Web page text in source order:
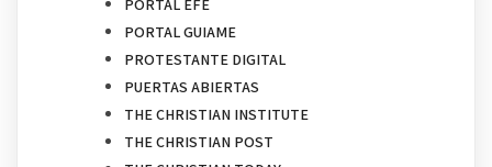
PORTAL EFE
PORTAL GUIAME
PROTESTANTE DIGITAL
PUERTAS ABIERTAS
THE CHRISTIAN INSTITUTE
THE CHRISTIAN POST